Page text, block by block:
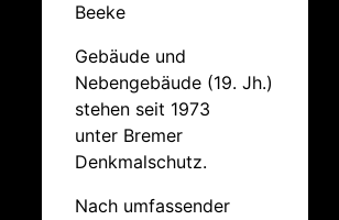
Beeke
Gebäude und
Nebengebäude (19. Jh.)
stehen seit 1973
unter Bremer
Denkmalschutz.
Nach umfassender